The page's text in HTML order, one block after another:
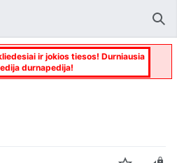
ir jokios tiesos! Durniausia
durnapedija!